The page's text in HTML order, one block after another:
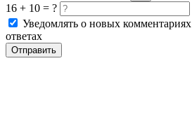
16 + 10 = ?
Уведомлять о новых комментариях
ответах
Отправить